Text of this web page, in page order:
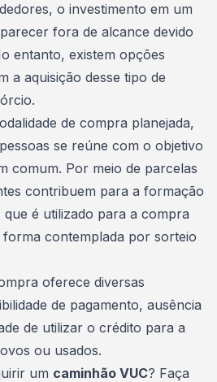
o investimento em um
fora de alcance devido
entanto, existem opções
a aquisição desse tipo de
de compra planejada,
se reúne com o objetivo
comum. Por meio de parcelas
contribuem para a formação
é utilizado para a compra
forma contemplada por sorteio
oferece diversas
de pagamento, ausência
de utilizar o crédito para a
ou usados.
um caminhão VUC? Faça